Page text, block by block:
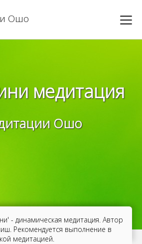
Ошо
медитация
Ошо
- динамическая медитация. Автор
Рекомендуется выполнение в
медитацией.